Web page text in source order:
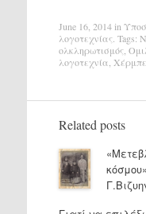
June 16, 2014in
λογοτεχνίας. Tags:
ολκληρωτισμός,
λογοτεχνία
Related posts